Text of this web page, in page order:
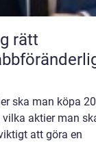
ska man köpa
aktier man
att göra en